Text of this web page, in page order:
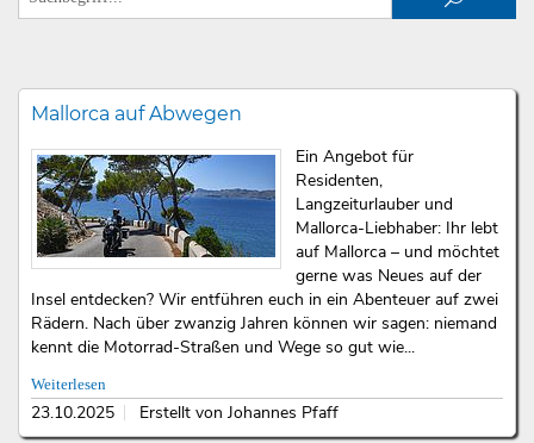
Mallorca auf Abwegen
Ein Angebot für
Residenten,
Langzeiturlauber und
Mallorca-Liebhaber: Ihr lebt
auf Mallorca – und möchtet
gerne was Neues auf der
Insel entdecken? Wir entführen euch in ein Abenteuer auf zwei
Rädern. Nach über zwanzig Jahren können wir sagen: niemand
kennt die Motorrad-Straßen und Wege so gut wie...
Weiterlesen
23.10.2025 Erstellt von Johannes Pfaff